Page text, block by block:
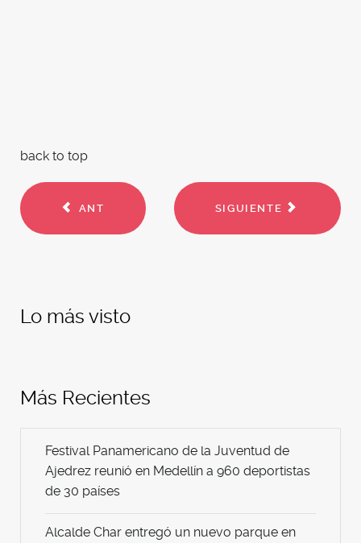
back to top
ANT SIGUIENTE
Lo más visto
Más Recientes
Festival Panamericano de la Juventud de
Ajedrez reunió en Medellín a 960 deportistas
de 30 países
Alcalde Char entregó un nuevo parque en